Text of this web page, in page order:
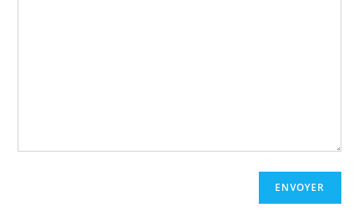
ENVOYER